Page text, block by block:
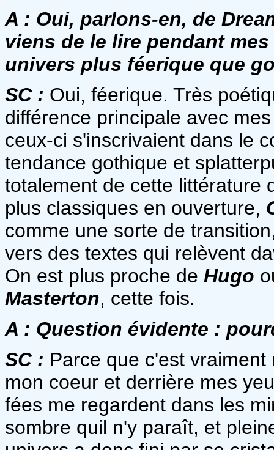
A : Oui, parlons-en, de
viens de le lire pendant
univers plus féerique que
SC : Oui, féerique. Très
différence principale avec
ceux-ci s'inscrivaient dans le
tendance gothique et
totalement de cette littérature
plus classiques en ouverture,
comme une sorte de
vers des textes qui relèvent
On est plus proche de Hugo
Masterton, cette fois.
A : Question évidente :
SC : Parce que c'est
mon coeur et derrière mes
fées me regardent dans les
sombre quil n'y paraît, et